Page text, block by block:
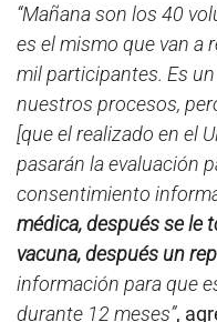
“Mañana son los 40
es el mismo que van a
mil participantes. Es
nuestros procesos,
[que el realizado en el
pasarán la evaluación
consentimiento
médica, después se le
vacuna, después un
información para que
durante 12 meses”,